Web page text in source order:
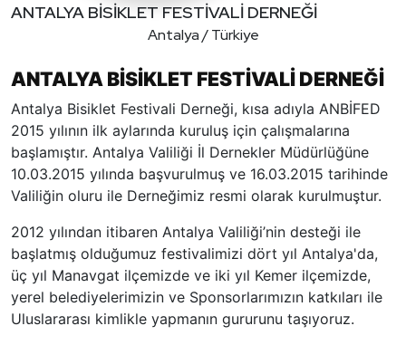
ANTALYA BİSİKLET FESTİVALİ DERNEĞİ
Antalya / Türkiye
ANTALYA BİSİKLET FESTİVALİ DERNEĞİ
Antalya Bisiklet Festivali Derneği, kısa adıyla ANBİFED
2015 yılının ilk aylarında kuruluş için çalışmalarına
başlamıştır. Antalya Valiliği İl Dernekler Müdürlüğüne
10.03.2015 yılında başvurulmuş ve 16.03.2015 tarihinde
Valiliğin oluru ile Derneğimiz resmi olarak kurulmuştur.
2012 yılından itibaren Antalya Valiliği’nin desteği ile
başlatmış olduğumuz festivalimizi dört yıl Antalya'da,
üç yıl Manavgat ilçemizde ve iki yıl Kemer ilçemizde,
yerel belediyelerimizin ve Sponsorlarımızın katkıları ile
Uluslararası kimlikle yapmanın gururunu taşıyoruz.